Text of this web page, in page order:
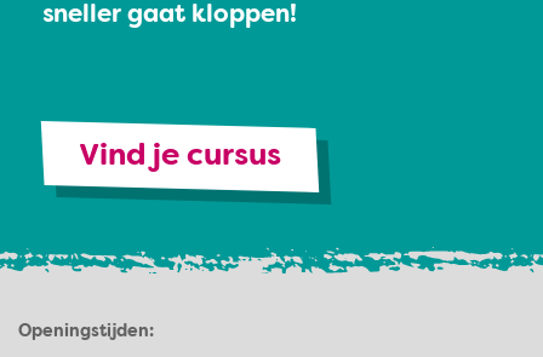
sneller gaat kloppen!
Vind je cursus
Openingstijden: